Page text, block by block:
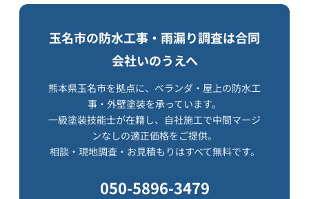
玉名市の防水工事・雨漏り調査は合同
会社いのうえへ
熊本県玉名市を拠点に、ベランダ・屋上の防水工
事・外壁塗装を承っています。
一級塗装技能士が在籍し、自社施工で中間マージ
ンなしの適正価格をご提供。
相談・現地調査・お見積もりはすべて無料です。
050-5896-3479